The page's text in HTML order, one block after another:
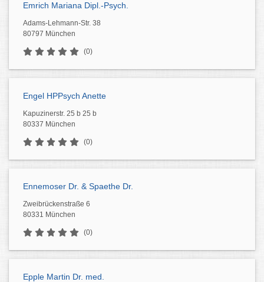
Emrich Mariana Dipl.-Psych.
Adams-Lehmann-Str. 38
80797 München
(0)
Engel HPPsych Anette
Kapuzinerstr. 25 b 25 b
80337 München
(0)
Ennemoser Dr. & Spaethe Dr.
Zweibrückenstraße 6
80331 München
(0)
Epple Martin Dr. med.